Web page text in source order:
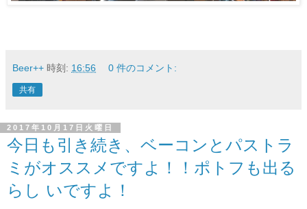
Beer++ 時刻: 16:56 0 件のコメント:
共有
2017年10月17日火曜日
今日も引き続き、ベーコンとパストラ
ミがオススメですよ！！ポトフも出る
らし いですよ！